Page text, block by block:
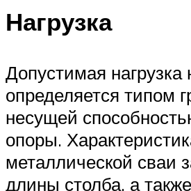
Нагрузка
Допустимая
определяется типом
несущей
опоры.
металлической сваи
длины столба, а